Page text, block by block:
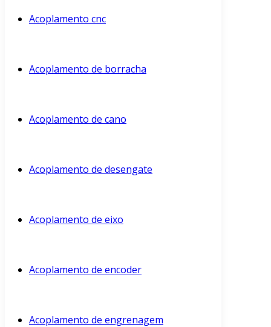
Acoplamento cnc
Acoplamento de borracha
Acoplamento de cano
Acoplamento de desengate
Acoplamento de eixo
Acoplamento de encoder
Acoplamento de engrenagem